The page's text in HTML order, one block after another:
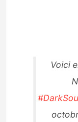
Voici